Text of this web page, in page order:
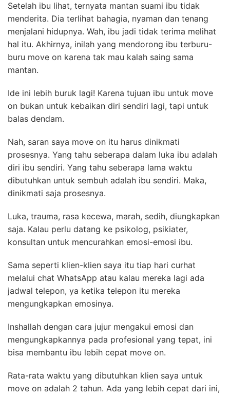
Setelah ibu lihat, ternyata mantan suami ibu tidak
menderita. Dia terlihat bahagia, nyaman dan tenang
menjalani hidupnya. Wah, ibu jadi tidak terima melihat
hal itu. Akhirnya, inilah yang mendorong ibu terburu-
buru move on karena tak mau kalah saing sama
mantan.
Ide ini lebih buruk lagi! Karena tujuan ibu untuk move
on bukan untuk kebaikan diri sendiri lagi, tapi untuk
balas dendam.
Nah, saran saya move on itu harus dinikmati
prosesnya. Yang tahu seberapa dalam luka ibu adalah
diri ibu sendiri. Yang tahu seberapa lama waktu
dibutuhkan untuk sembuh adalah ibu sendiri. Maka,
dinikmati saja prosesnya.
Luka, trauma, rasa kecewa, marah, sedih, diungkapkan
saja. Kalau perlu datang ke psikolog, psikiater,
konsultan untuk mencurahkan emosi-emosi ibu.
Sama seperti klien-klien saya itu tiap hari curhat
melalui chat WhatsApp atau kalau mereka lagi ada
jadwal telepon, ya ketika telepon itu mereka
mengungkapkan emosinya.
Inshallah dengan cara jujur mengakui emosi dan
mengungkapkannya pada profesional yang tepat, ini
bisa membantu ibu lebih cepat move on.
Rata-rata waktu yang dibutuhkan klien saya untuk
move on adalah 2 tahun. Ada yang lebih cepat dari ini,